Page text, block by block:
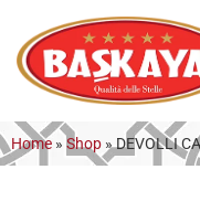
Home » Shop »DEVOLLI